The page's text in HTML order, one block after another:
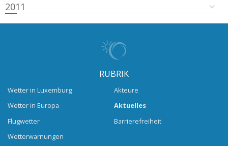
2011
RUBRIK
Wetter in Luxemburg
Wetter in Europa
Flugwetter
Wetterwarnungen
Akteure
Aktuelles
Barrierefreiheit